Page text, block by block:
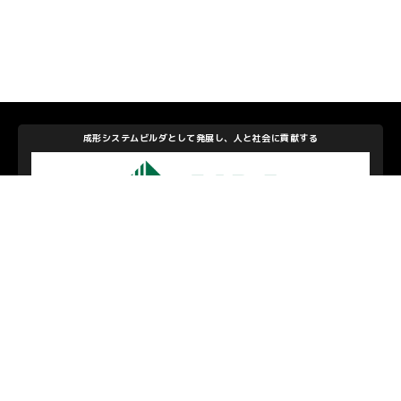
成形システムビルダとして発展し、人と社会に貢献する